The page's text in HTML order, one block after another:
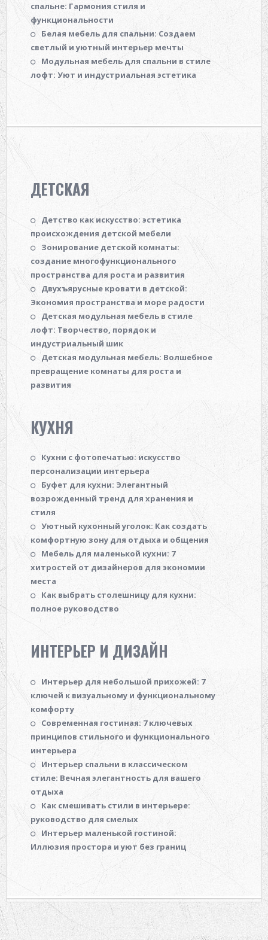
спальне: Гармония стиля и
функциональности
Белая мебель для спальни: Создаем
светлый и уютный интерьер мечты
Модульная мебель для спальни в стиле
лофт: Уют и индустриальная эстетика
ДЕТСКАЯ
Детство как искусство: эстетика
происхождения детской мебели
Зонирование детской комнаты:
создание многофункционального
пространства для роста и развития
Двухъярусные кровати в детской:
Экономия пространства и море радости
Детская модульная мебель в стиле
лофт: Творчество, порядок и
индустриальный шик
Детская модульная мебель: Волшебное
превращение комнаты для роста и
развития
КУХНЯ
Кухни с фотопечатью: искусство
персонализации интерьера
Буфет для кухни: Элегантный
возрожденный тренд для хранения и
стиля
Уютный кухонный уголок: Как создать
комфортную зону для отдыха и общения
Мебель для маленькой кухни: 7
хитростей от дизайнеров для экономии
места
Как выбрать столешницу для кухни:
полное руководство
ИНТЕРЬЕР И ДИЗАЙН
Интерьер для небольшой прихожей: 7
ключей к визуальному и функциональному
комфорту
Современная гостиная: 7 ключевых
принципов стильного и функционального
интерьера
Интерьер спальни в классическом
стиле: Вечная элегантность для вашего
отдыха
Как смешивать стили в интерьере:
руководство для смелых
Интерьер маленькой гостиной:
Иллюзия простора и уют без границ